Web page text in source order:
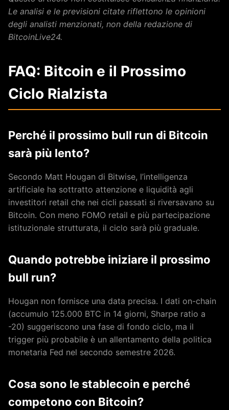
Le analisi e le previsioni citate riflettono le opinioni
degli analisti menzionati, non della redazione di
BitcoinLive24.
FAQ: Bitcoin e il Prossimo
Ciclo Rialzista
Perché il prossimo bull run di Bitcoin
sarà più lento?
Secondo Matt Hougan di Bitwise, l’intelligenza
artificiale ha sottratto attenzione e liquidità agli
investitori retail che nei cicli passati si riversavano su
Bitcoin. Con meno FOMO retail e più partecipazione
istituzionale strutturata, il ciclo sarà più graduale.
Quando potrebbe iniziare il prossimo
bull run?
Hougan non fornisce una data precisa. I dati on-chain
(accumulo 125.000 BTC in 14 giorni, Sharpe ratio a
-20) suggeriscono una fase di fondo ciclo, ma il
trigger più probabile è un allentamento della politica
monetaria Fed nel secondo semestre 2026.
Cosa sono le stablecoin e perché
competono con Bitcoin?